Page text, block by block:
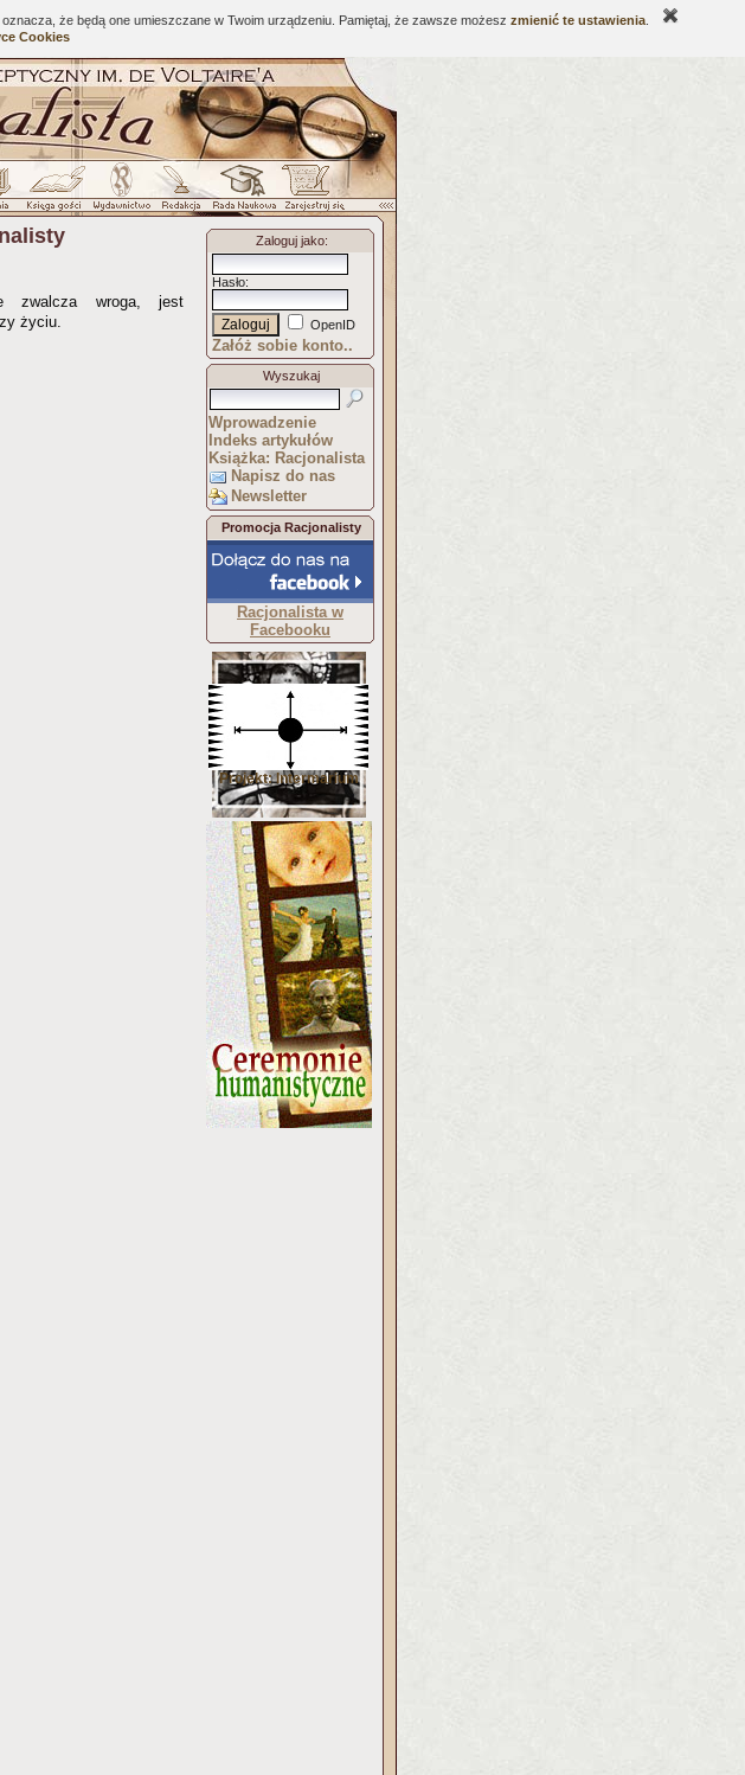
że będą one umieszczane w Twoim urządzeniu. Pamiętaj, że zawsze możesz zmienić te ustawienia
Cookies
wroga, jest
życiu.
Zaloguj jako:
Hasło:
OpenID
Załóż sobie konto..
Wyszukaj
Wprowadzenie
Indeks artykułów
Książka: Racjonalista
Napisz do nas
Newsletter
Promocja Racjonalisty
Racjonalista w
Facebooku